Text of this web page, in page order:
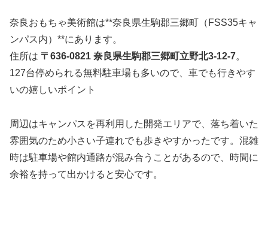
奈良おもちゃ美術館は**奈良県生駒郡三郷町（FSS35キャ
ンパス内）**にあります。
住所は 〒636-0821 奈良県生駒郡三郷町立野北3-12-7。
127台停められる無料駐車場も多いので、車でも行きやす
いの嬉しいポイント
周辺はキャンパスを再利用した開発エリアで、落ち着いた
雰囲気のため小さい子連れでも歩きやすかったです。混雑
時は駐車場や館内通路が混み合うことがあるので、時間に
余裕を持って出かけると安心です。